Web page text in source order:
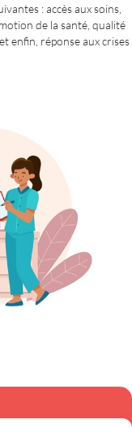
: accès aux soins,
de la santé, qualité
enfin, réponse aux crises